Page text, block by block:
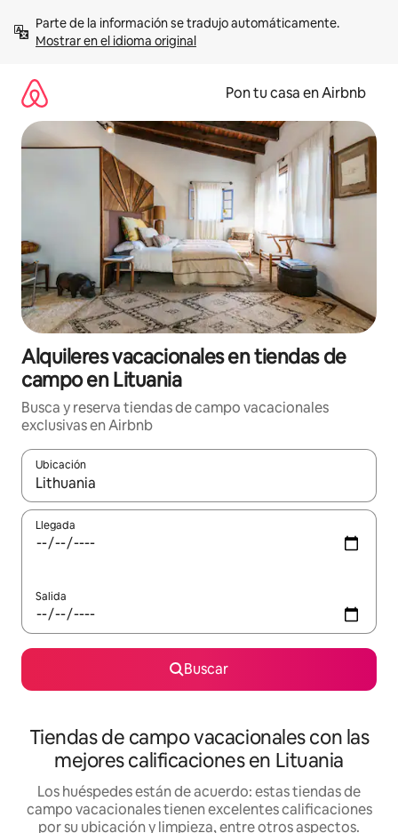
contenidoMostrar en el idioma original
Pon tu casa en Airbnb
Alquileres vacacionales en tiendas de
campo en Lituania
Busca y reserva tiendas de campo vacacionales
exclusivas en Airbnb
Ubicación
Cuando los resultados estén disponibles, navega con las
Llegada
Salida
Buscar
Tiendas de campo vacacionales con las
mejores calificaciones en Lituania
Los huéspedes están de acuerdo: estas tiendas de
campo vacacionales tienen excelentes calificaciones
por su ubicación y limpieza, entre otros aspectos.